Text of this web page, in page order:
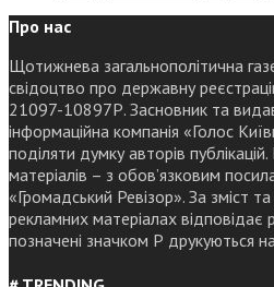
Про нас
Щотижнева загальнополітична
свідоцтво про державну
21097-10897Р. Засновник та
інформаційна компанія «Голос
поділяти думку авторів
матеріалів – з обов’язковим
«Громадський Ревізор». За зміст
рекламних матеріалах
позначені значком Р друкуються